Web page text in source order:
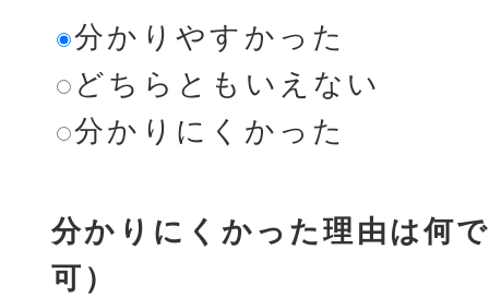
分かりやすかった
どちらともいえない
分かりにくかった
分かりにくかった理由は何
可）